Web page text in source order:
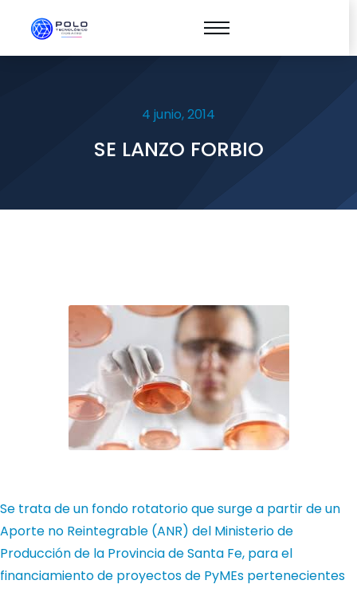
4 junio, 2014
SE LANZO FORBIO
Se trata de un fondo rotatorio que surge a partir de un
Aporte no Reintegrable (ANR) del Ministerio de
Producción de la Provincia de Santa Fe, para el
financiamiento de proyectos de PyMEs pertenecientes